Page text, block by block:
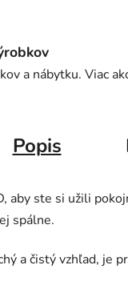
a nábytku. Viac
Popis
aby ste si užili
spálne.
a čistý vzhľad, je